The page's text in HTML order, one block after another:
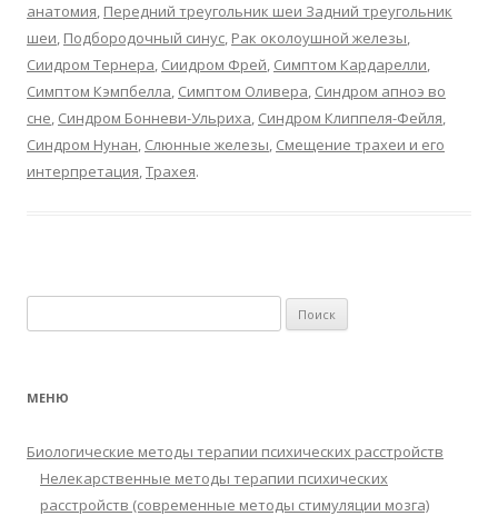
анатомия, Передний треугольник шеи Задний треугольник
шеи, Подбородочный синус, Рак околоушной железы,
Сиидром Тернера, Сиидром Фрей, Симптом Кардарелли,
Симптом Кэмпбелла, Симптом Оливера, Синдром апноэ во
сне, Синдром Бонневи-Ульриха, Синдром Клиппеля-Фейля,
Синдром Нунан, Слюнные железы, Смещение трахеи и его
интерпретация,Трахея.
МЕНЮ
Биологические методы терапии психических расстройств
Нелекарственные методы терапии психических
расстройств (современные методы стимуляции мозга)